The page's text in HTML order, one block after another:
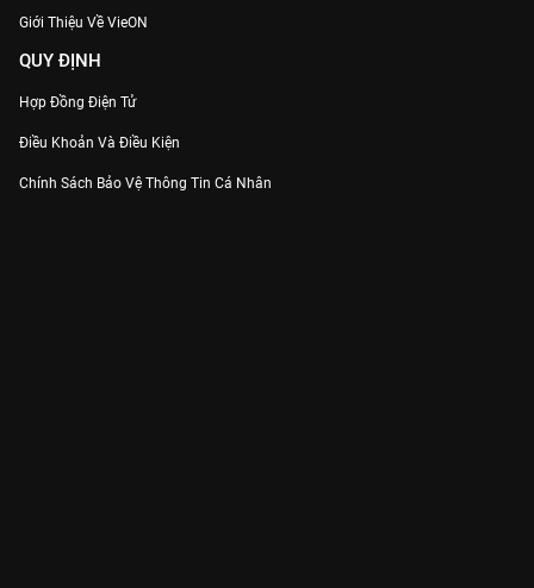
Giới Thiệu Về VieON
QUY ĐỊNH
Hợp Đồng Điện Tử
Điều Khoản Và Điều Kiện
Chính Sách Bảo Vệ Thông Tin Cá Nhân